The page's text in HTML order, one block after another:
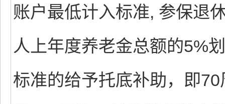
账户最低计入标准, 参保退
人上年度养老金总额的5%
标准的给予托底补助，即